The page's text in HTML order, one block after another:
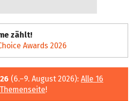
zählt!
Awards 2026
(6.–9. August 2026): Alle 16
!